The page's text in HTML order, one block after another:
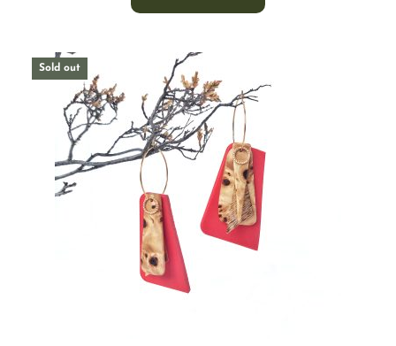
Sold out